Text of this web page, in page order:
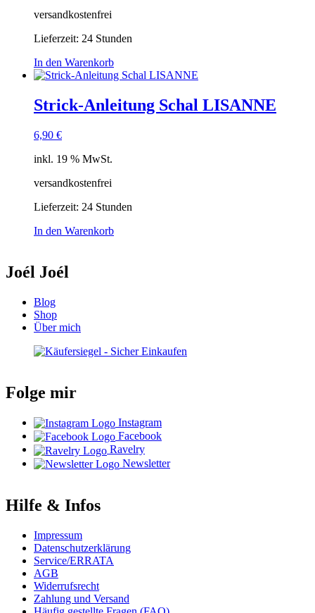
versandkostenfrei
Lieferzeit: 24 Stunden
In den Warenkorb
Strick-Anleitung Schal LISANNE
6,90 €
inkl. 19 % MwSt.
versandkostenfrei
Lieferzeit: 24 Stunden
In den Warenkorb
Joél Joél
Blog
Shop
Über mich
Folge mir
Instagram
Facebook
Ravelry
Newsletter
Hilfe & Infos
Impressum
Datenschutzerklärung
Service/ERRATA
AGB
Widerrufsrecht
Zahlung und Versand